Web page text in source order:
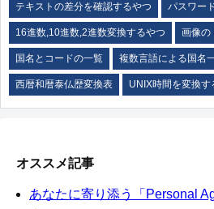
テキストの差分を確認するやつ パスワー
16進数,10進数,2進数変換するやつ 画像の
国名とコードの一覧 複数言語による国名
西暦和暦泰仏歴変換表 UNIX時間を変換す
オススメ記事
あなたに寄り添う「Personal